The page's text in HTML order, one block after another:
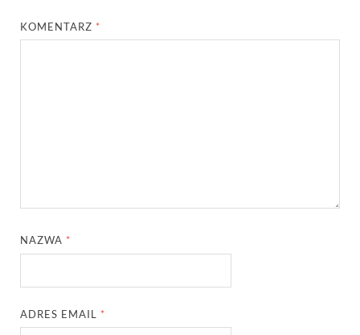
KOMENTARZ *
NAZWA *
ADRES EMAIL *